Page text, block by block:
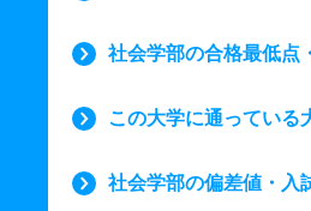
社会学部の合格最低点
この大学に通っている
社会学部の偏差値・入